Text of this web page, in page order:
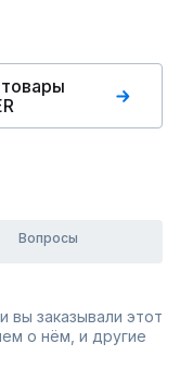
Вопросы
вы заказывали этот
о нём, и другие